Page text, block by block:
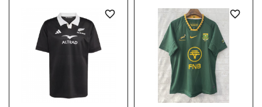
favorite_border favorite_border